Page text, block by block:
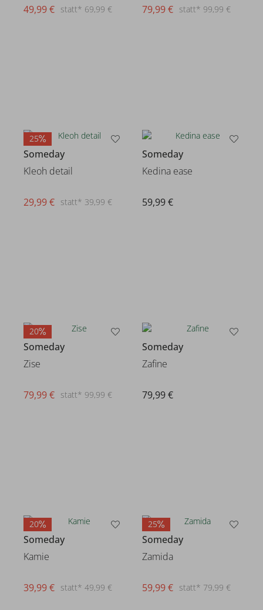
statt* 69,99 €
49,99 € statt* 99,99 €
79,99 €
25
Someday
Kleoh detail
statt* 39,99 €
29,99 €
Someday
Kedina ease
59,99 €
20
Someday
Zise
statt* 99,99 €
79,99 €
Someday
Zafine
79,99 €
20
Someday
Kamie
statt* 49,99 €
39,99 €
25
Someday
Zamida
statt* 79,99 €
59,99 €